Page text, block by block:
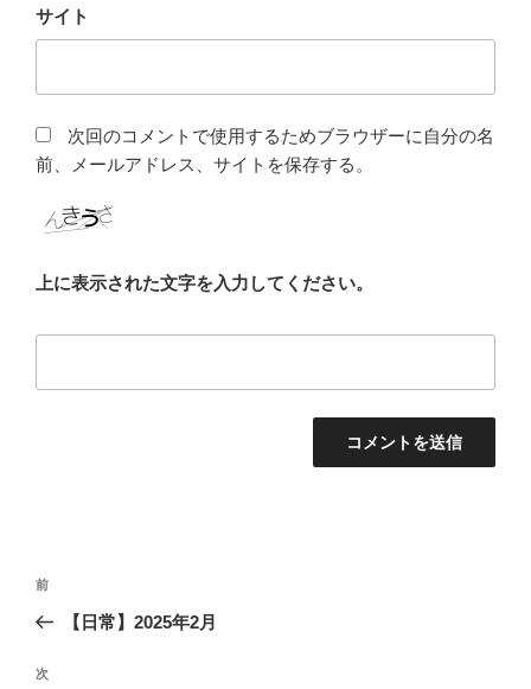
サイト
次回のコメントで使用するためブラウザーに自分の名
前、メールアドレス、サイトを保存する。
上に表示された文字を入力してください。
投
ビ
前
の
稿
前
【日常】2025年2月
次
次